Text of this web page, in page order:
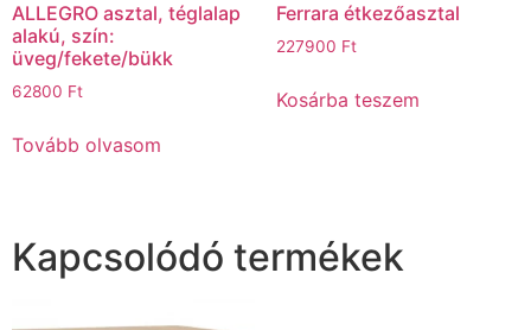
ALLEGRO asztal, téglalap
alakú, szín:
üveg/fekete/bükk
62800 Ft
Tovább olvasom
Ferrara étkezőasztal
227900 Ft
Kosárba teszem
Kapcsolódó termékek